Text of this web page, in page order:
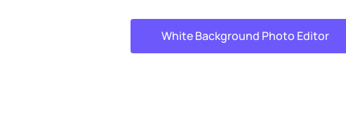
White Background Photo Editor